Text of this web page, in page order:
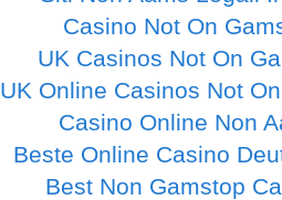
Casino Not On
UK Casinos Not On
UK Online Casinos Not
Casino Online Non
Beste Online Casino
Best Non Gamstop